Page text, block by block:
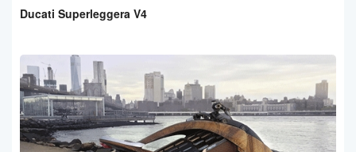
Ducati Superleggera V4